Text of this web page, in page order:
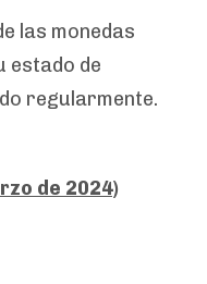
las monedas
estado de
regularmente.
de 2024)